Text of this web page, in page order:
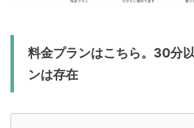
料金プランはこちら。30分
ンは存在